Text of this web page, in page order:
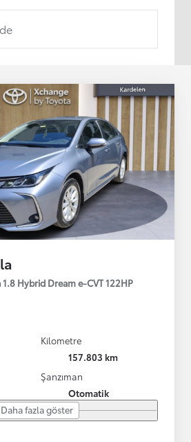
Hybrid Dream e-CVT 122HP
Kilometre
157.803 km
Şanzıman
Otomatik
Daha fazla göster